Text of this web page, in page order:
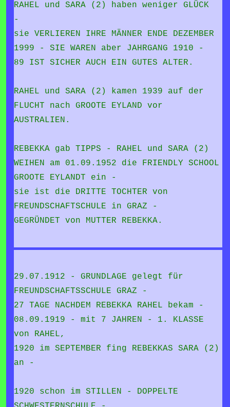
RAHEL und SARA (2) haben weniger GLÜCK
-
sie VERLIEREN IHRE MÄNNER ENDE DEZEMBER
1999 - SIE WAREN aber JAHRGANG 1910 -
89 IST SICHER AUCH EIN GUTES ALTER.
RAHEL und SARA (2) kamen 1939 auf der
FLUCHT nach GROOTE EYLAND vor
AUSTRALIEN.
REBEKKA gab TIPPS - RAHEL und SARA (2)
WEIHEN am 01.09.1952 die FRIENDLY SCHOOL
GROOTE EYLANDT ein -
sie ist die DRITTE TOCHTER von
FREUNDSCHAFTSCHULE in GRAZ -
GEGRÜNDET von MUTTER REBEKKA.
29.07.1912 - GRUNDLAGE gelegt für
FREUNDSCHAFTSSCHULE GRAZ -
27 TAGE NACHDEM REBEKKA RAHEL bekam -
08.09.1919 - mit 7 JAHREN - 1. KLASSE
von RAHEL,
1920 im SEPTEMBER fing REBEKKAS SARA (2)
an -
1920 schon im STILLEN - DOPPELTE